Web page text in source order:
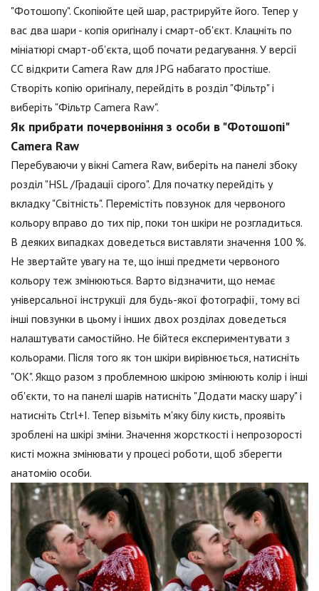
"Фотошопу". Скопіюйте цей шар, растрируйте його. Тепер у
вас два шари - копія оригіналу і смарт-об'єкт. Клацніть по
мініатюрі смарт-об'єкта, щоб почати редагування. У версії
СС відкрити Camera Raw для JPG набагато простіше.
Створіть копію оригіналу, перейдіть в розділ "Фільтр" і
виберіть "Фільтр Camera Raw".
Як прибрати почервоніння з особи в "Фотошопі"
Camera Raw
Перебуваючи у вікні Camera Raw, виберіть на панелі збоку
розділ "HSL /Градації сірого". Для початку перейдіть у
вкладку "Світність". Перемістіть повзунок для червоного
кольору вправо до тих пір, поки тон шкіри не розгладиться.
В деяких випадках доведеться виставляти значення 100 %.
Не звертайте увагу на те, що інші предмети червоного
кольору теж змінюються. Варто відзначити, що немає
універсальної інструкції для будь-якої фотографії, тому всі
інші повзунки в цьому і інших двох розділах доведеться
налаштувати самостійно. Не бійтеся експериментувати з
кольорами. Після того як тон шкіри вирівнюється, натисніть
"ОК". Якщо разом з проблемною шкірою змінюють колір і інші
об'єкти, то на панелі шарів натисніть "Додати маску шару" і
натисніть Ctrl+I. Тепер візьміть м'яку білу кисть, проявіть
зроблені на шкірі зміни. Значення жорсткості і непрозорості
кисті можна змінювати у процесі роботи, щоб зберегти
анатомію особи.